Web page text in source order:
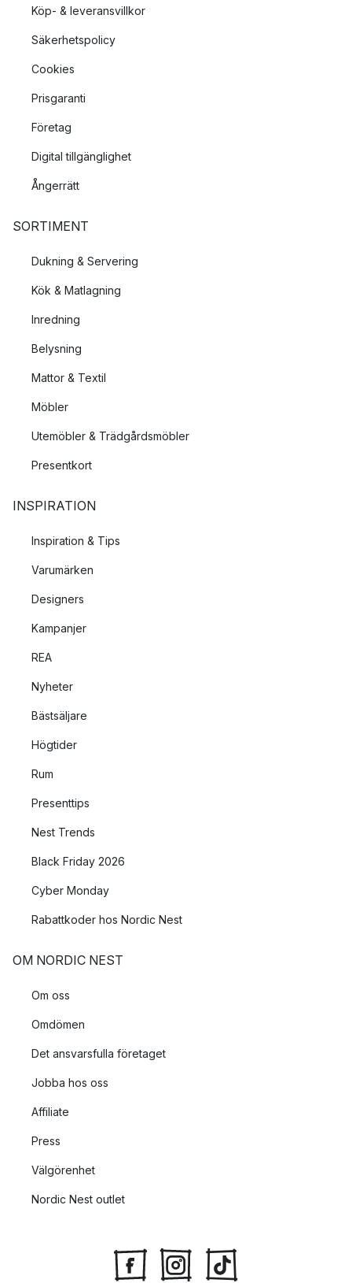
Köp- & leveransvillkor
Säkerhetspolicy
Cookies
Prisgaranti
Företag
Digital tillgänglighet
Ångerrätt
SORTIMENT
Dukning & Servering
Kök & Matlagning
Inredning
Belysning
Mattor & Textil
Möbler
Utemöbler & Trädgårdsmöbler
Presentkort
INSPIRATION
Inspiration & Tips
Varumärken
Designers
Kampanjer
REA
Nyheter
Bästsäljare
Högtider
Rum
Presenttips
Nest Trends
Black Friday 2026
Cyber Monday
Rabattkoder hos Nordic Nest
OM NORDIC NEST
Om oss
Omdömen
Det ansvarsfulla företaget
Jobba hos oss
Affiliate
Press
Välgörenhet
Nordic Nest outlet